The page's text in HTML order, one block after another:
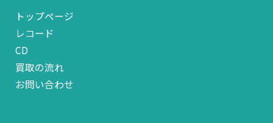
トップページ
レコード
CD
買取の流れ
お問い合わせ